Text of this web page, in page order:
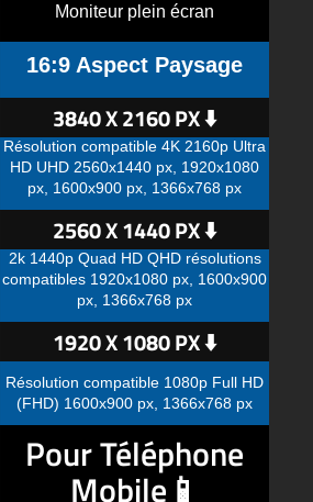
Moniteur plein écran
16:9 Aspect Paysage
3840 X 2160 PX ⬇️
Résolution compatible 4K 2160p Ultra
HD UHD 2560x1440 px, 1920x1080
px, 1600x900 px, 1366x768 px
2560 X 1440 PX ⬇️
2k 1440p Quad HD QHD résolutions
compatibles 1920x1080 px, 1600x900
px, 1366x768 px
1920 X 1080 PX ⬇️
Résolution compatible 1080p Full HD
(FHD) 1600x900 px, 1366x768 px
Pour Téléphone
Mobile📱